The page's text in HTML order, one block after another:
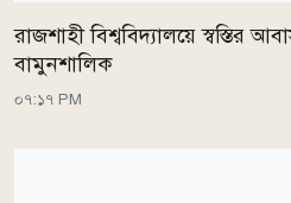
রাজশাহী বিশ্ববিদ্যালয়ে স্বস্তির
বামুনশালিক
০৭:১৭ PM